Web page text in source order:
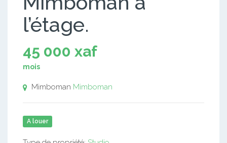
l’étage.
45 000 xaf
mois
Mimboman Mimboman
A louer